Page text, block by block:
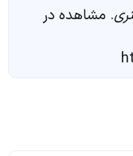
. مشاهده در